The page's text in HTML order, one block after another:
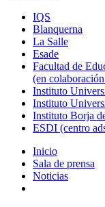
IQS
Blanquerna
La Salle
Esade
Facultad de
(en
Instituto
Instituto
Instituto Borja
ESDI (centro
Inicio
Sala de prensa
Noticias